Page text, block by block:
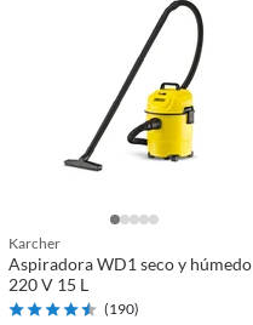
Karcher
Aspiradora WD1 seco y húmedo
220 V 15 L
(190)